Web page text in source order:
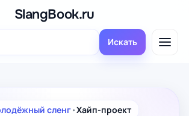
SlangBook.ru
Искать
сленг•Хайп-проект